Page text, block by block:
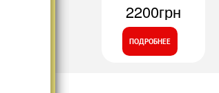
2200грн
ПОДРОБНЕЕ